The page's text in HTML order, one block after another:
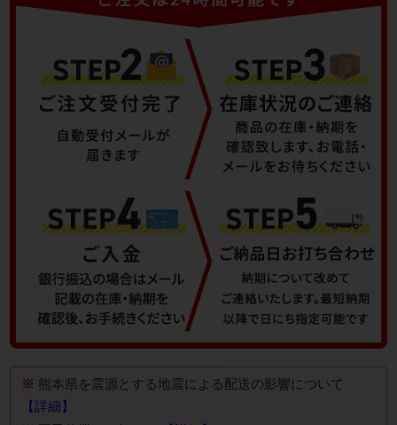
※ 熊本県を震源とする地震による配送の影響について
【詳細】